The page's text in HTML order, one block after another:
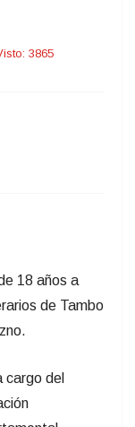
3865
18 años a
de Tambo
cargo del